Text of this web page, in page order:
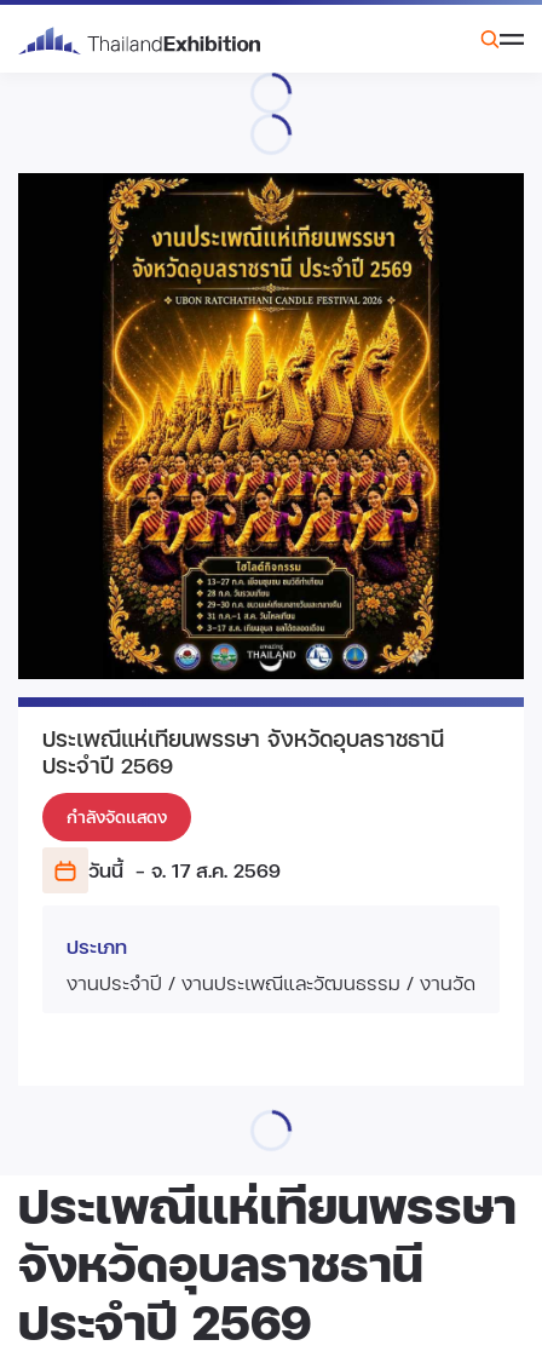
ประเพณีแห่เทียนพรรษา จังหวัดอุบลราชธานี
ประจำปี 2569
กำลังจัดแสดง
วันนี้- จ. 17 ส.ค. 2569
ประเภท
งานประจำปี / งานประเพณีและวัฒนธรรม / งานวัด
ประเพณีแห่เทียนพรรษา
จังหวัดอุบลราชธานี
ประจำปี 2569